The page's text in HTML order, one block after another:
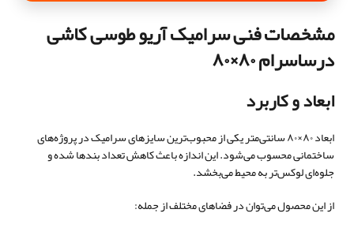
مشخصات فنی سرامیک آریو طوسی کاشی
درساسرام ۸۰×۸۰
ابعاد و کاربرد
ابعاد ۸۰×۸۰ سانتی‌متر یکی از محبوب‌ترین سایزهای سرامیک در پروژه‌های
ساختمانی محسوب می‌شود. این اندازه باعث کاهش تعداد بندها شده و
جلوه‌ای لوکس‌تر به محیط می‌بخشد.
از این محصول می‌توان در فضاهای مختلف از جمله: